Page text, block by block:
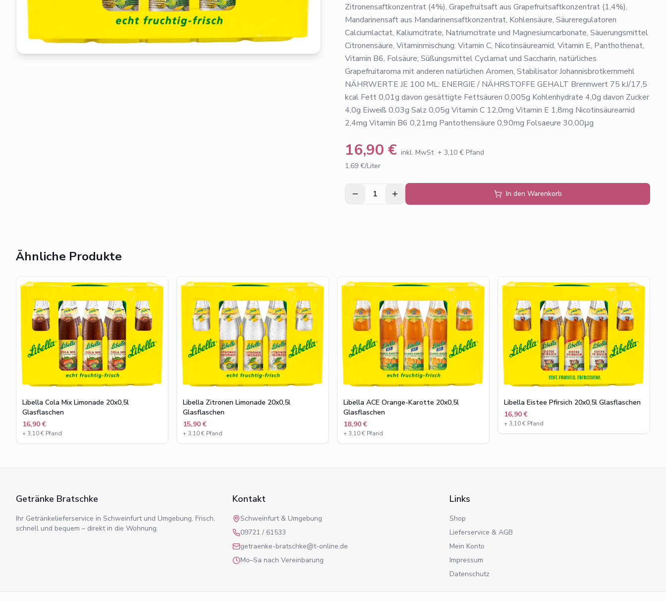
Zitronensaftkonzentrat (4%), Grapefruitsaft aus Grapefruitsaftkonzentrat (1,4%),
Mandarinensaft aus Mandarinensaftkonzentrat, Kohlensäure, Säureregulatoren
Calciumlactat, Kaliumcitrate, Natriumcitrate und Magnesiumcarbonate, Säuerungsmittel
Citronensäure, Vitaminmischung: Vitamin C, Nicotinsäureamid, Vitamin E, Panthothenat,
Vitamin B6, Folsäure; Süßungsmittel Cyclamat und Saccharin, natürliches
Grapefruitaroma mit anderen natürlichen Aromen, Stabilisator Johannisbrotkernmehl
NÄHRWERTE JE 100 ML: ENERGIE / NÄHRSTOFFE GEHALT Brennwert 75 kJ/17,5
kcal Fett 0,01g davon gesättigte Fettsäuren 0,005g Kohlenhydrate 4,0g davon Zucker
4,0g Eiweiß 0,03g Salz 0,05g Vitamin C 12,0mg Vitamin E 1,8mg Nicotinsäureamid
2,4mg Vitamin B6 0,21mg Pantothensäure 0,90mg Folsaeure 30,00μg
16,90 € inkl. MwSt + 3,10 € Pfand
1,69 €/Liter
1 In den Warenkorb
Ähnliche Produkte
Libella Cola Mix Limonade 20x0,5l
Glasflaschen
16,90 €
+3,10€ Pfand
Libella Zitronen Limonade 20x0,5l
Glasflaschen
15,90 €
+3,10€ Pfand
Libella ACE Orange-Karotte 20x0,5l
Glasflaschen
18,90 €
+3,10€ Pfand
Libella Eistee Pfirsich 20x0,5l Glasflaschen
16,90 €
+3,10€ Pfand
Getränke Bratschke
Ihr Getränkelieferservice in Schweinfurt und Umgebung. Frisch,
schnell und bequem – direkt in die Wohnung.
Kontakt
Schweinfurt & Umgebung
09721 / 61533
getraenke-bratschke@t-online.de
Mo–Sa nach Vereinbarung
Links
Shop
Lieferservice & AGB
Mein Konto
Impressum
Datenschutz